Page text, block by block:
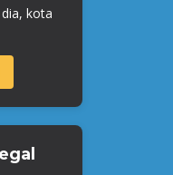
kota